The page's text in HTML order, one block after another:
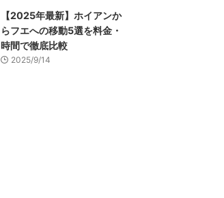
【2025年最新】ホイアンか
らフエへの移動5選を料金・
時間で徹底比較
2025/9/14